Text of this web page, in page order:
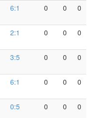
6:1 0 0 0
2:1 0 0 0
3:5 0 0 0
6:1 0 0 0
0:5 0 0 0